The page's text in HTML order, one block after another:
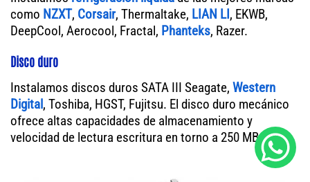
como NZXT, Corsair, Thermaltake, LIAN LI, EKWB,
DeepCool, Aerocool, Fractal, Phanteks, Razer.
Disco duro
Instalamos discos duros SATA III Seagate, Western
Digital, Toshiba, HGST, Fujitsu. El disco duro mecánico
ofrece altas capacidades de almacenamiento y
velocidad de lectura escritura en torno a 250 MB/s.